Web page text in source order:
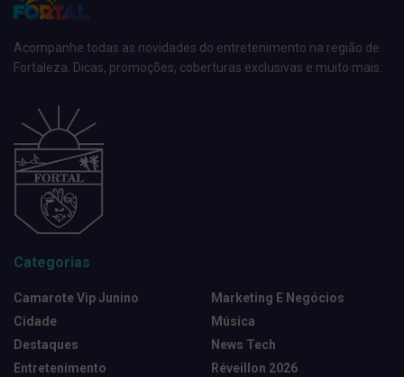
Acompanhe todas as novidades do entretenimento na região de
Fortaleza. Dicas, promoções, coberturas exclusivas e muito mais.
Categorias
Camarote Vip Junino
Cidade
Destaques
Entretenimento
Marketing E Negócios
Música
News Tech
Réveillon 2026